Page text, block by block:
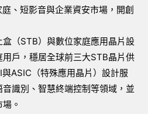
、短影音與企業資安市場，開創
（STB）與數位家庭應用晶片設
戶，穩居全球前三大STB晶片供
ASIC（特殊應用晶片）設計服
識別、智慧終端控制等領域，並
。